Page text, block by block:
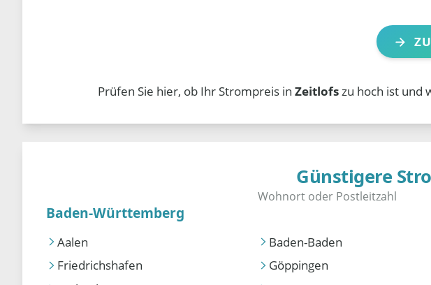
Prüfen Sie hier, ob Ihr Strompreis in Zeitlofszu hoch ist und
Günstigere
Baden-Württemberg
Aalen Baden-Baden
Friedrichshafen
Göppingen